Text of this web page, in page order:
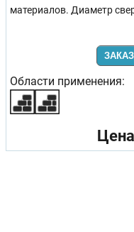
материалов. Диаметр
Области применения: